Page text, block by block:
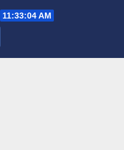
11:33:04 AM